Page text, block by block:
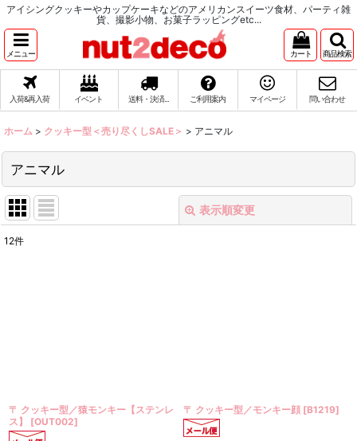
アイシングクッキーやカップケーキなどのアメリカンスイーツ食材、パーティ雑
貨、撮影小物、お菓子ラッピングetc...
メニュー カート 商品検索
入荷&再入荷 イベント 送料・決済... ご利用案内 マイページ 問い合わせ
ホーム > クッキー型＜売り尽くしSALE＞ > アニマル
アニマル
表示順変更
12件
〒 クッキー型／猿モンキー【ステンレ
ス】
[OUT002]
〒 クッキー型／モンキー顔 [B1219]